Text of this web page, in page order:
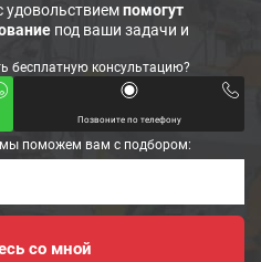
помогут
под ваши задачи и
бесплатную консультацию?
Позвоните по телефону
поможем вам с подбором: